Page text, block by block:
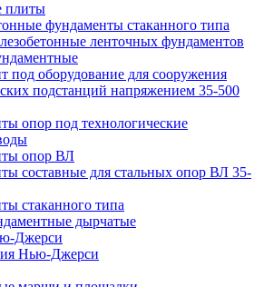
плиты
фундаменты стаканного типа
ленточных фундаментов
под оборудование для сооружения
подстанций напряжением 35-500
опор под технологические
опор ВЛ
составные для стальных опор ВЛ 35-
стаканного типа
дырчатые
Джерси
Нью-Джерси